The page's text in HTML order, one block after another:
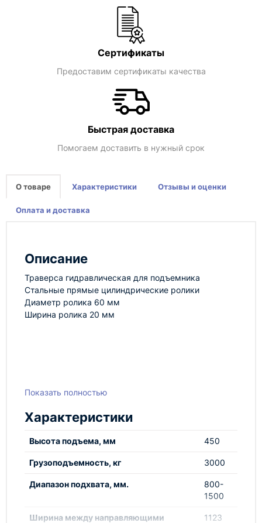
Сертификаты
Предоставим сертификаты качества
Быстрая доставка
Помогаем доставить в нужный срок
О товаре Характеристики Отзывы и оценки
Оплата и доставка
Описание
Траверса гидравлическая для подъемника
Стальные прямые цилиндрические ролики
Диаметр ролика 60 мм
Ширина ролика 20 мм
Показать полностью
Характеристики
Высота подъема, мм 450
Грузоподъемность, кг 3000
Диапазон подхвата, мм.
800-
1500
Ширина между направляющими
1123